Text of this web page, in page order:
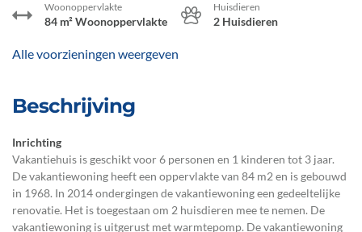
Woonoppervlakte
84 m² Woonoppervlakte
Huisdieren
2 Huisdieren
Alle voorzieningen weergeven
Beschrijving
Inrichting
Vakantiehuis is geschikt voor 6 personen en 1 kinderen tot 3 jaar.
De vakantiewoning heeft een oppervlakte van 84 m2 en is gebouwd
in 1968. In 2014 ondergingen de vakantiewoning een gedeeltelijke
renovatie. Het is toegestaan om 2 huisdieren mee te nemen. De
vakantiewoning is uitgerust met warmtepomp. De vakantiewoning